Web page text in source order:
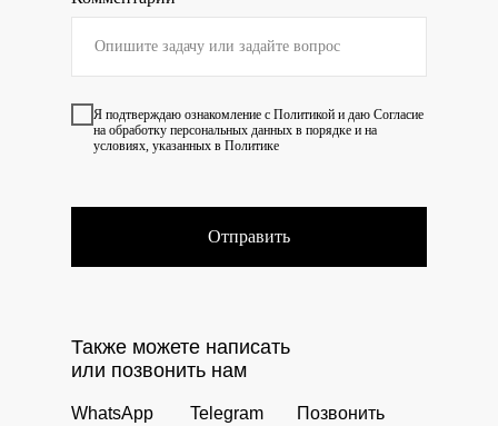
Я подтверждаю ознакомление с Политикой и даю Согласие
на обработку персональных данных в порядке и на
условиях, указанных в Политике
Отправить
Позвонить
Telegram
WhatsApp
Также можете написать
или позвонить нам